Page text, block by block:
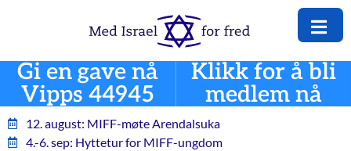
Gi en gave nå
Vipps 44945
Klikk for å bli
medlem nå
12. august: MIFF-møte Arendalsuka
4.-6. sep: Hyttetur for MIFF-ungdom